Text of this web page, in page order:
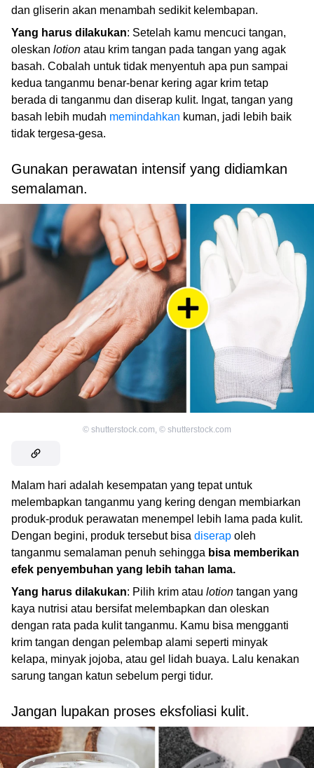
dan gliserin akan menambah sedikit kelembapan.
Yang harus dilakukan: Setelah kamu mencuci tangan,
oleskan lotion atau krim tangan pada tangan yang agak
basah. Cobalah untuk tidak menyentuh apa pun sampai
kedua tanganmu benar-benar kering agar krim tetap
berada di tanganmu dan diserap kulit. Ingat, tangan yang
basah lebih mudah memindahkan kuman, jadi lebih baik
tidak tergesa-gesa.
Gunakan perawatan intensif yang didiamkan
semalaman.
© shutterstock.com, © shutterstock.com
Malam hari adalah kesempatan yang tepat untuk
melembapkan tanganmu yang kering dengan membiarkan
produk-produk perawatan menempel lebih lama pada kulit.
Dengan begini, produk tersebut bisa diserap oleh
tanganmu semalaman penuh sehingga bisa memberikan
efek penyembuhan yang lebih tahan lama.
Yang harus dilakukan: Pilih krim atau lotion tangan yang
kaya nutrisi atau bersifat melembapkan dan oleskan
dengan rata pada kulit tanganmu. Kamu bisa mengganti
krim tangan dengan pelembap alami seperti minyak
kelapa, minyak jojoba, atau gel lidah buaya. Lalu kenakan
sarung tangan katun sebelum pergi tidur.
Jangan lupakan proses eksfoliasi kulit.